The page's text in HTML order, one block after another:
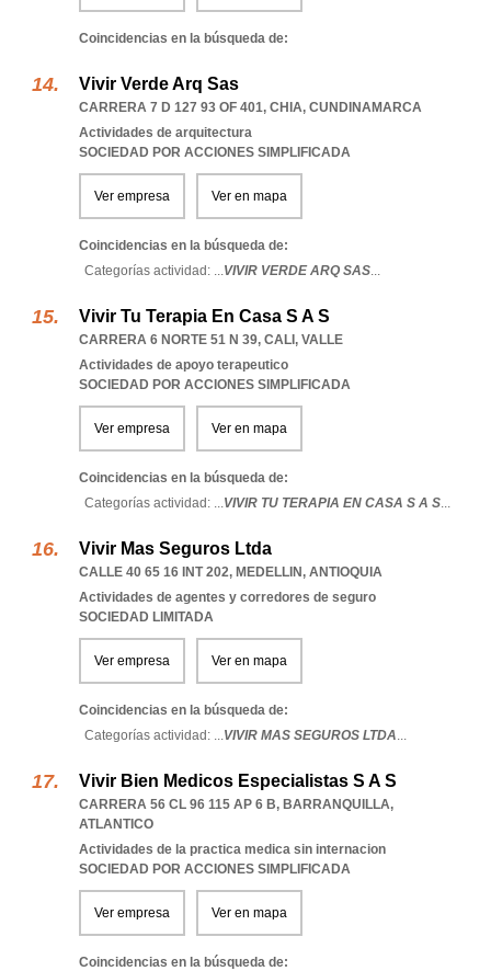
Coincidencias en la búsqueda de:
Vivir Verde Arq Sas
CARRERA 7 D 127 93 OF 401, CHIA, CUNDINAMARCA
Actividades de arquitectura
SOCIEDAD POR ACCIONES SIMPLIFICADA
Ver empresa Ver en mapa
Coincidencias en la búsqueda de:
Categorías actividad: ...VIVIR VERDE ARQ SAS...
Vivir Tu Terapia En Casa S A S
CARRERA 6 NORTE 51 N 39, CALI , VALLE
Actividades de apoyo terapeutico
SOCIEDAD POR ACCIONES SIMPLIFICADA
Ver empresa Ver en mapa
Coincidencias en la búsqueda de:
Categorías actividad: ...VIVIR TU TERAPIA EN CASA S A S...
Vivir Mas Seguros Ltda
CALLE 40 65 16 INT 202, MEDELLIN, ANTIOQUIA
Actividades de agentes y corredores de seguro
SOCIEDAD LIMITADA
Ver empresa Ver en mapa
Coincidencias en la búsqueda de:
Categorías actividad: ...VIVIR MAS SEGUROS LTDA...
Vivir Bien Medicos Especialistas S A S
CARRERA 56 CL 96 115 AP 6 B, BARRANQUILLA,
ATLANTICO
Actividades de la practica medica sin internacion
SOCIEDAD POR ACCIONES SIMPLIFICADA
Ver empresa Ver en mapa
Coincidencias en la búsqueda de: